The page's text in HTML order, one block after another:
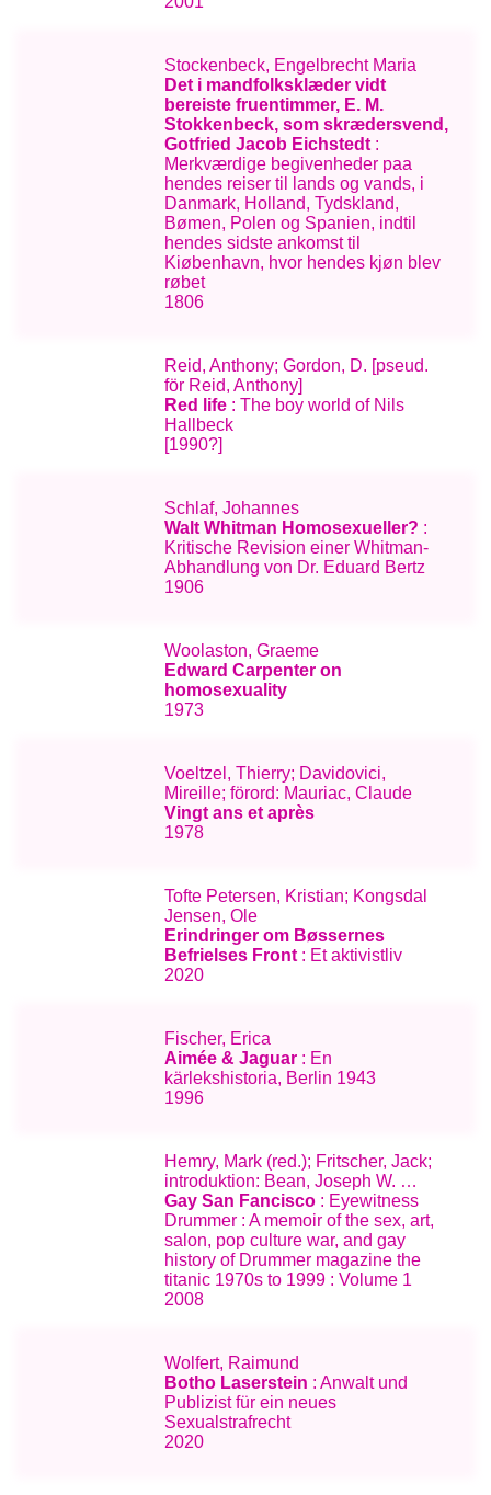
Stockenbeck, Engelbrecht Maria
Det i mandfolksklæder vidt
bereiste fruentimmer, E. M.
Stokkenbeck, som skrædersvend,
Gotfried Jacob Eichstedt:
Merkværdige begivenheder paa
hendes reiser til lands og vands, i
Danmark, Holland, Tydskland,
Bømen, Polen og Spanien, indtil
hendes sidste ankomst til
Kiøbenhavn, hvor hendes kjøn blev
røbet
1806
Reid, Anthony; Gordon, D. [pseud.
för Reid, Anthony]
Red life : The boy world of Nils
Hallbeck
[1990?]
Schlaf, Johannes
Walt Whitman Homosexueller? :
Kritische Revision einer Whitman-
Abhandlung von Dr. Eduard Bertz
1906
Woolaston, Graeme
Edward Carpenter on
homosexuality
1973
Voeltzel, Thierry; Davidovici,
Mireille; förord: Mauriac, Claude
Vingt ans et après
1978
Tofte Petersen, Kristian; Kongsdal
Jensen, Ole
Erindringer om Bøssernes
Befrielses Front: Et aktivistliv
2020
Fischer, Erica
Aimée & Jaguar : En
kärlekshistoria, Berlin 1943
1996
Hemry, Mark (red.); Fritscher, Jack;
introduktion: Bean, Joseph W. …
Gay San Fancisco : Eyewitness
Drummer : A memoir of the sex, art,
salon, pop culture war, and gay
history of Drummer magazine the
titanic 1970s to 1999 : Volume 1
2008
Wolfert, Raimund
Botho Laserstein : Anwalt und
Publizist für ein neues
Sexualstrafrecht
2020